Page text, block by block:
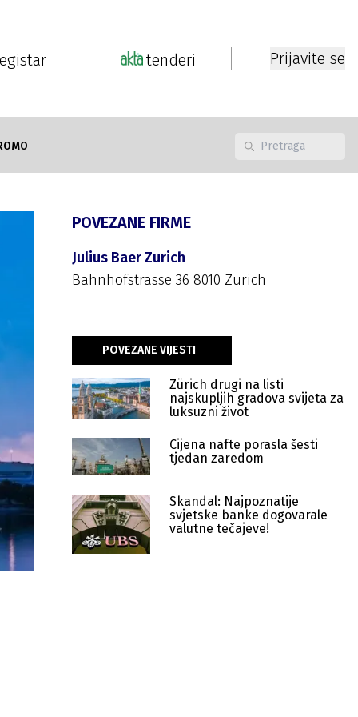
tenderi Prijavite se
POVEZANE FIRME
Julius Baer Zurich
Bahnhofstrasse 36 8010 Zürich
POVEZANE VIJESTI
Zürich drugi na listi
najskupljih gradova svijeta za
luksuzni život
Cijena nafte porasla šesti
tjedan zaredom
Skandal: Najpoznatije
svjetske banke dogovarale
valutne tečajeve!